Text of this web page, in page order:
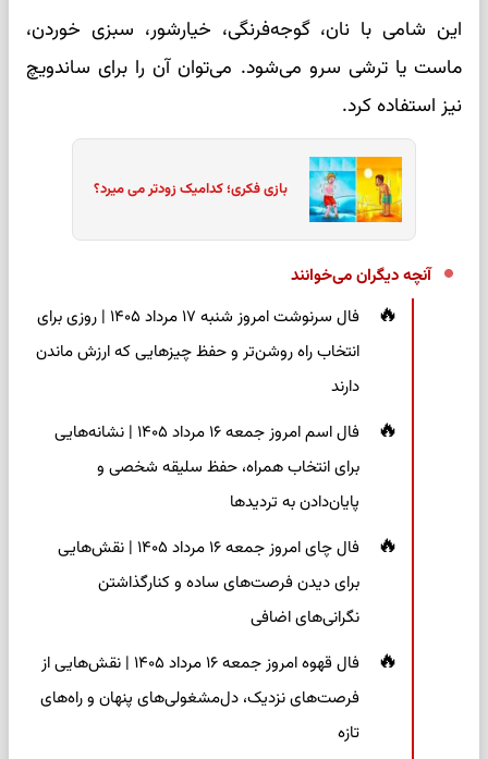
این شامی با نان، گوجه‌فرنگی، خیارشور، سبزی خوردن،
ماست یا ترشی سرو می‌شود. می‌توان آن را برای ساندویچ
نیز استفاده کرد.
بازی فکری؛ کدامیک زودتر می میرد؟
آنچه دیگران می‌خوانند
فال سرنوشت امروز شنبه ۱۷ مرداد ۱۴۰۵ | روزی برای
انتخاب راه روشن‌تر و حفظ چیزهایی که ارزش ماندن
دارند
فال اسم امروز جمعه ۱۶ مرداد ۱۴۰۵ | نشانه‌هایی
برای انتخاب همراه، حفظ سلیقه شخصی و
پایان‌دادن به تردیدها
فال چای امروز جمعه ۱۶ مرداد ۱۴۰۵ | نقش‌هایی
برای دیدن فرصت‌های ساده و کنارگذاشتن
نگرانی‌های اضافی
فال قهوه امروز جمعه ۱۶ مرداد ۱۴۰۵ | نقش‌هایی از
فرصت‌های نزدیک، دل‌مشغولی‌های پنهان و راه‌های
تازه